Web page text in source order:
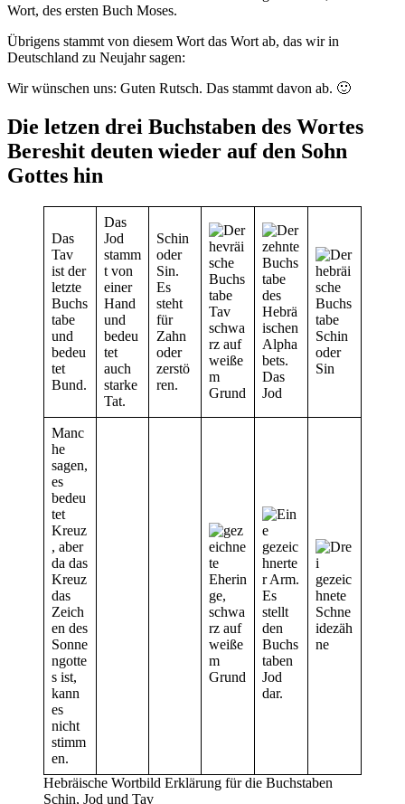
Wort, des ersten Buch Moses.
Übrigens stammt von diesem Wort das Wort ab, das wir in
Deutschland zu Neujahr sagen:
Wir wünschen uns: Guten Rutsch. Das stammt davon ab. 🙂
Die letzen drei Buchstaben des Wortes
Bereshit deuten wieder auf den Sohn
Gottes hin
Das
Tav
ist der
letzte
Buchs
tabe
und
bedeu
tet
Bund.
Das
Jod
stamm
t von
einer
Hand
und
bedeu
tet
auch
starke
Tat.
Schin
oder
Sin.
Es
steht
für
Zahn
oder
zerstö
ren.
Manc
he
sagen,
es
bedeu
tet
Kreuz
, aber
da das
Kreuz
das
Zeich
en des
Sonne
ngotte
s ist,
kann
es
nicht
stimm
en.
Hebräische Wortbild Erklärung für die Buchstaben
Schin, Jod und Tav